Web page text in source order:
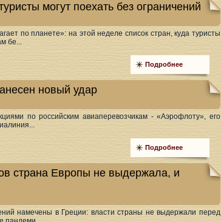
могут поехать без ограничений
по планете»: на этой неделе список стран, куда туристы
бе...
Подробнее
новый удар
по российским авиаперевозчикам - «Аэрофлоту», его
Подробнее
страна Европы не выдержала, и
намечены в Греции: власти страны не выдержали перед